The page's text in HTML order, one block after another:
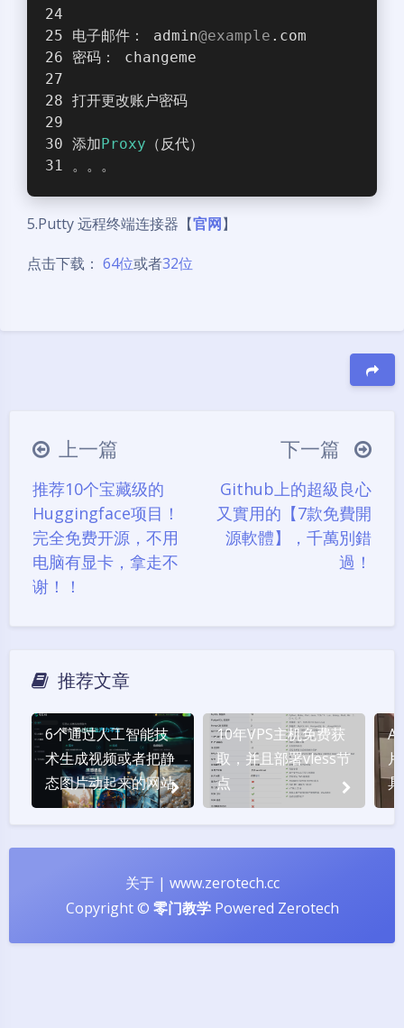
电子邮件： admin@example .com
密码： changeme
打开更改账户密码
添加Proxy （反代）
。。。
5.Putty 远程终端连接器【官网】
点击下载： 64位或者32位
上一篇
推荐10个宝藏级的
Huggingface项目！
完全免费开源，不用
电脑有显卡，拿走不
谢！！
下一篇
Github上的超級良心
又實用的【7款免費開
源軟體】，千萬別錯
過！
推荐文章
6个通过人工智能技
术生成视频或者把静
态图片动起来的网站
10年VPS主机免费获
取，并且部署vless节
点
关于| www.zerotech.cc
Copyright © 零门教学Powered Zerotech